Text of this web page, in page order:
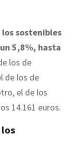
sostenibles
un 5,8%, hasta
los de
de los de
el de los
14.161 euros.